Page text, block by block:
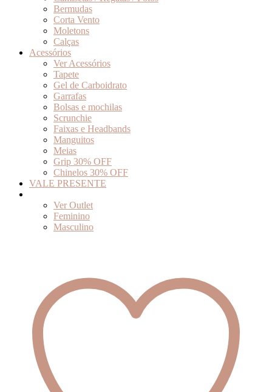
Bermudas
Corta Vento
Moletons
Calças
Acessórios
Ver Acessórios
Tapete
Gel de Carboidrato
Garrafas
Bolsas e mochilas
Scrunchie
Faixas e Headbands
Manguitos
Meias
Grip 30% OFF
Chinelos 30% OFF
VALE PRESENTE
Ver Outlet
Feminino
Masculino